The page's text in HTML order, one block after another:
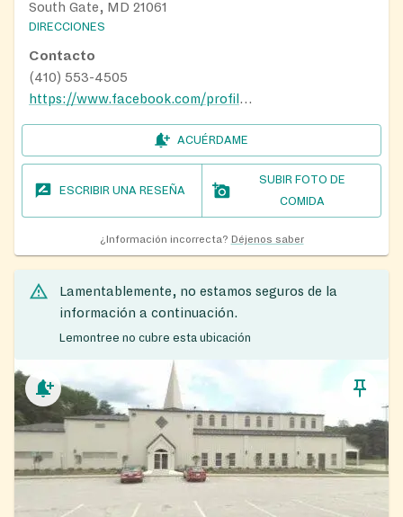
South Gate, MD 21061
DIRECCIONES
Contacto
(410) 553-4505
https://www.facebook.com/profile.php?id=100066705630064
ACUÉRDAME
ESCRIBIR UNA RESEÑA
SUBIR FOTO DE
COMIDA
¿Información incorrecta? Déjenos saber
Lamentablemente, no estamos seguros de la
información a continuación.
Lemontree no cubre esta ubicación